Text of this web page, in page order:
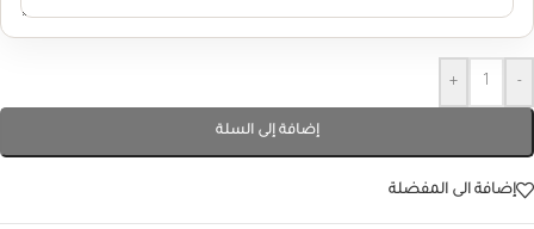
-
+
إضافة إلى السلة
إضافة الى المفضلة